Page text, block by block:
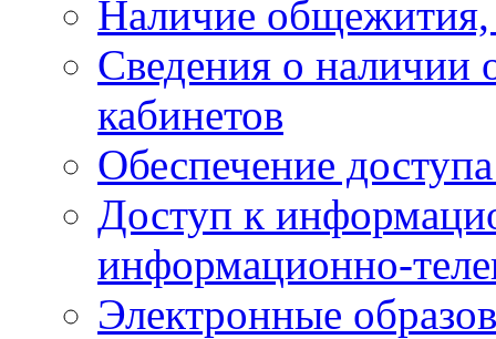
Наличие общежития,
Сведения о наличии
кабинетов
Обеспечение
Доступ к
информационно-
Электронные